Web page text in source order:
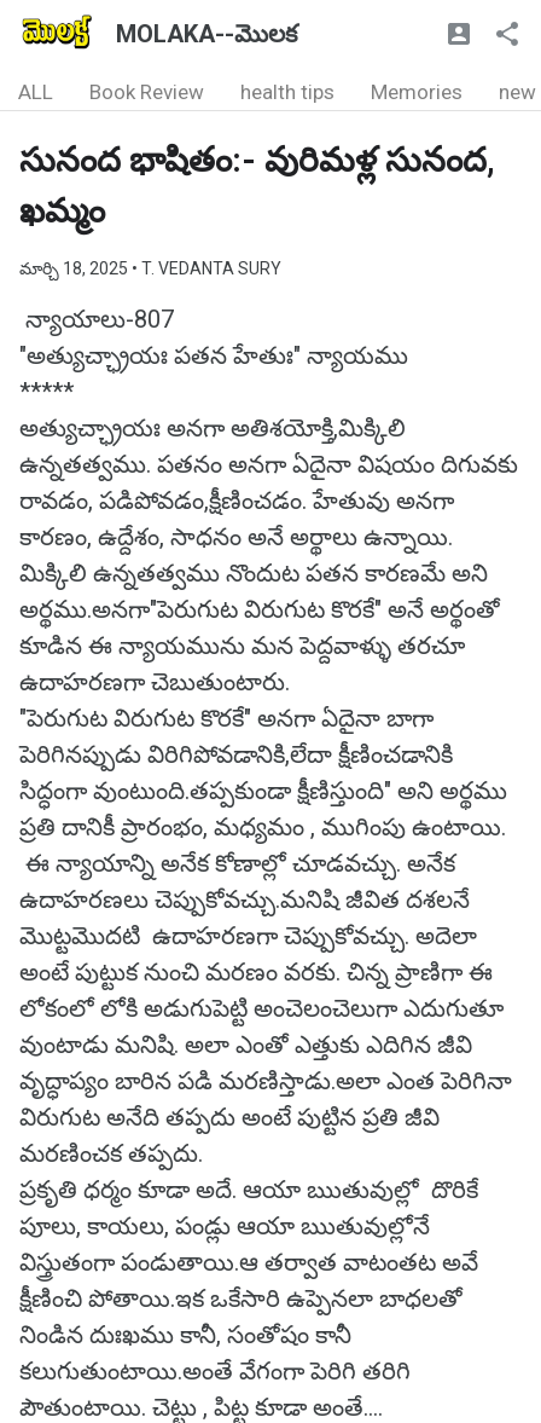
MOLAKA--మొలక
ALL Book Review health tips Memories new
సునంద భాషితం:- వురిమళ్ల సునంద,
ఖమ్మం
మార్చి 18, 2025 • T. VEDANTA SURY
న్యాయాలు-807
"అత్యుచ్ఛ్రాయః పతన హేతుః" న్యాయము
*****
అత్యుచ్ఛ్రాయః అనగా అతిశయోక్తి,మిక్కిలి
ఉన్నతత్వము. పతనం అనగా ఏదైనా విషయం దిగువకు
రావడం, పడిపోవడం,క్షీణించడం. హేతువు అనగా
కారణం, ఉద్దేశం, సాధనం అనే అర్థాలు ఉన్నాయి.
మిక్కిలి ఉన్నతత్వము నొందుట పతన కారణమే అని
అర్థము.అనగా"పెరుగుట విరుగుట కొరకే" అనే అర్థంతో
కూడిన ఈ న్యాయమును మన పెద్దవాళ్ళు తరచూ
ఉదాహరణగా చెబుతుంటారు.
"పెరుగుట విరుగుట కొరకే" అనగా ఏదైనా బాగా
పెరిగినప్పుడు విరిగిపోవడానికి,లేదా క్షీణించడానికి
సిద్ధంగా వుంటుంది.తప్పకుండా క్షీణిస్తుంది" అని అర్థము
ప్రతి దానికీ ప్రారంభం, మధ్యమం , ముగింపు ఉంటాయి.
ఈ న్యాయాన్ని అనేక కోణాల్లో చూడవచ్చు. అనేక
ఉదాహరణలు చెప్పుకోవచ్చు.మనిషి జీవిత దశలనే
మొట్టమొదటి ఉదాహరణగా చెప్పుకోవచ్చు. అదెలా
అంటే పుట్టుక నుంచి మరణం వరకు. చిన్న ప్రాణిగా ఈ
లోకంలో లోకి అడుగుపెట్టి అంచెలంచెలుగా ఎదుగుతూ
వుంటాడు మనిషి. అలా ఎంతో ఎత్తుకు ఎదిగిన జీవి
వృద్ధాప్యం బారిన పడి మరణిస్తాడు.అలా ఎంత పెరిగినా
విరుగుట అనేది తప్పదు అంటే పుట్టిన ప్రతి జీవి
మరణించక తప్పదు.
ప్రకృతి ధర్మం కూడా అదే. ఆయా ఋతువుల్లో దొరికే
పూలు, కాయలు, పండ్లు ఆయా ఋతువుల్లోనే
విస్త్రుతంగా పండుతాయి.ఆ తర్వాత వాటంతట అవే
క్షీణించి పోతాయి.ఇక ఒకేసారి ఉప్పెనలా బాధలతో
నిండిన దుఃఖము కానీ, సంతోషం కానీ
కలుగుతుంటాయి.అంతే వేగంగా పెరిగి తరిగి
పౌతుంటాయి. చెట్టు , పిట్ట కూడా అంతే....